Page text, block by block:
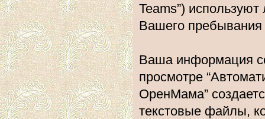
Teams”)
Вашего
Ваша информация
просмотре
ОренМама”
текстовые файлы,